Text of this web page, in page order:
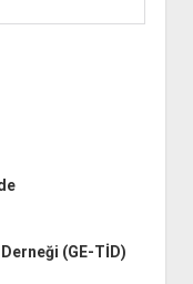
(GE-TİD)